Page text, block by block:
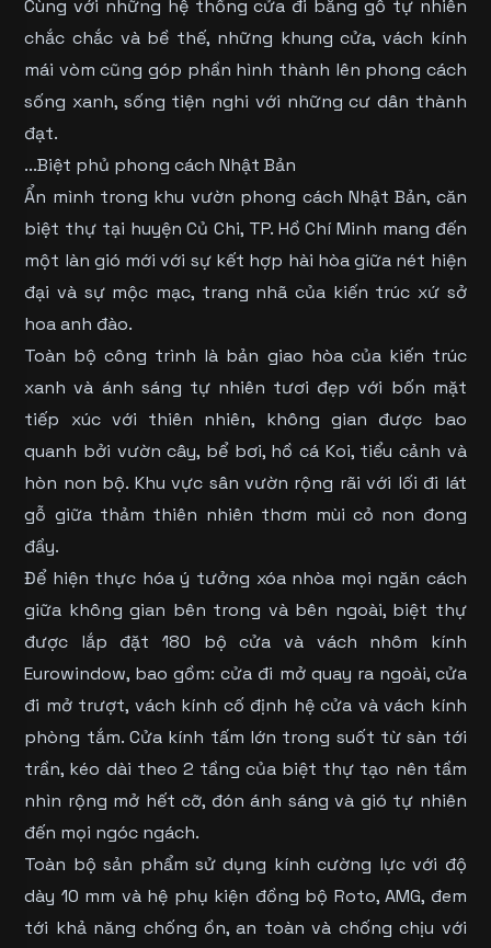
Cùng với những hệ thống cửa đi bằng gỗ tự nhiên
chắc chắc và bề thế, những khung cửa, vách kính
mái vòm cũng góp phần hình thành lên phong cách
sống xanh, sống tiện nghi với những cư dân thành
đạt.
...Biệt phủ phong cách Nhật Bản
Ẩn mình trong khu vườn phong cách Nhật Bản, căn
biệt thự tại huyện Củ Chi, TP. Hồ Chí Minh mang đến
một làn gió mới với sự kết hợp hài hòa giữa nét hiện
đại và sự mộc mạc, trang nhã của kiến trúc xứ sở
hoa anh đào.
Toàn bộ công trình là bản giao hòa của kiến trúc
xanh và ánh sáng tự nhiên tươi đẹp với bốn mặt
tiếp xúc với thiên nhiên, không gian được bao
quanh bởi vườn cây, bể bơi, hồ cá Koi, tiểu cảnh và
hòn non bộ. Khu vực sân vườn rộng rãi với lối đi lát
gỗ giữa thảm thiên nhiên thơm mùi cỏ non đong
đầy.
Để hiện thực hóa ý tưởng xóa nhòa mọi ngăn cách
giữa không gian bên trong và bên ngoài, biệt thự
được lắp đặt 180 bộ cửa và vách nhôm kính
Eurowindow, bao gồm: cửa đi mở quay ra ngoài, cửa
đi mở trượt, vách kính cố định hệ cửa và vách kính
phòng tắm. Cửa kính tấm lớn trong suốt từ sàn tới
trần, kéo dài theo 2 tầng của biệt thự tạo nên tầm
nhìn rộng mở hết cỡ, đón ánh sáng và gió tự nhiên
đến mọi ngóc ngách.
Toàn bộ sản phẩm sử dụng kính cường lực với độ
dày 10 mm và hệ phụ kiện đồng bộ Roto, AMG, đem
tới khả năng chống ồn, an toàn và chống chịu với